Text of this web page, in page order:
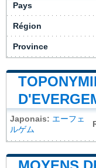
Pays
Région
Province
Japonais: エーフェ
ルゲム